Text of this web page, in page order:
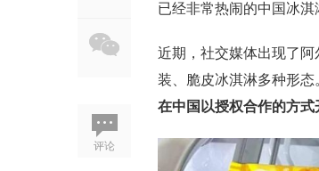
评论
已经非常热闹的中国冰淇
近期，社交媒体出现了
装、脆皮冰淇淋多种形态
在中国以授权合作的方式